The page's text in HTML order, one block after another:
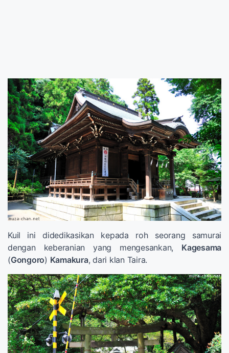
Kuil ini didedikasikan kepada roh seorang samurai
dengan keberanian yang mengesankan, Kagesama
(Gongoro) Kamakura, dari klan Taira.